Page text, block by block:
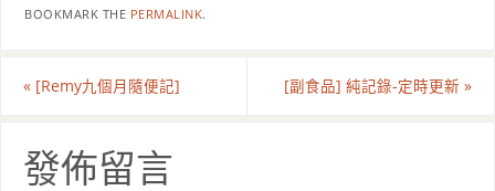
BOOKMARK THE PERMALINK.
« [Remy九個月隨便記] [副食品] 純記錄-定時更新 »
發佈留言